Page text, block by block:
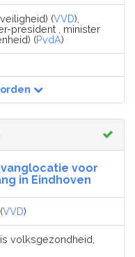
(VVD),
president , minister
(PvdA)
voor
in Eindhoven
(VVD)
volksgezondheid,